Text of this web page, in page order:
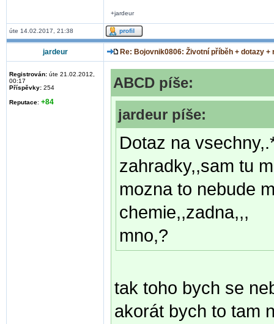
+jardeur
úte 14.02.2017, 21:38
jardeur Re: Bojovnik0806: Životní příběh + dotazy
Registrován: úte 21.02.2012,
00:17
Příspěvky: 254
Reputace: +84
ABCD píše:
jardeur píše:
Dotaz na
zahradky,,sam tu
mozna to nebude
chemie,,zadna,,,
mno,?
tak toho bych se
akorát bych to tam